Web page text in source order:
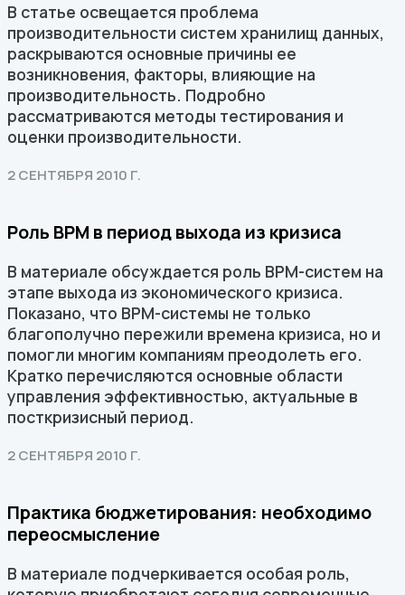
В статье освещается проблема
производительности систем хранилищ данных,
раскрываются основные причины ее
возникновения, факторы, влияющие на
производительность. Подробно
рассматриваются методы тестирования и
оценки производительности.
2 СЕНТЯБРЯ 2010 Г.
Роль ВРМ в период выхода из кризиса
В материале обсуждается роль ВРМ-систем на
этапе выхода из экономического кризиса.
Показано, что ВРМ-системы не только
благополучно пережили времена кризиса, но и
помогли многим компаниям преодолеть его.
Кратко перечисляются основные области
управления эффективностью, актуальные в
посткризисный период.
2 СЕНТЯБРЯ 2010 Г.
Практика бюджетирования: необходимо
переосмысление
В материале подчеркивается особая роль,